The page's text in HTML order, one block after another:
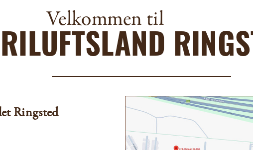
Velkommen til
Ringsted